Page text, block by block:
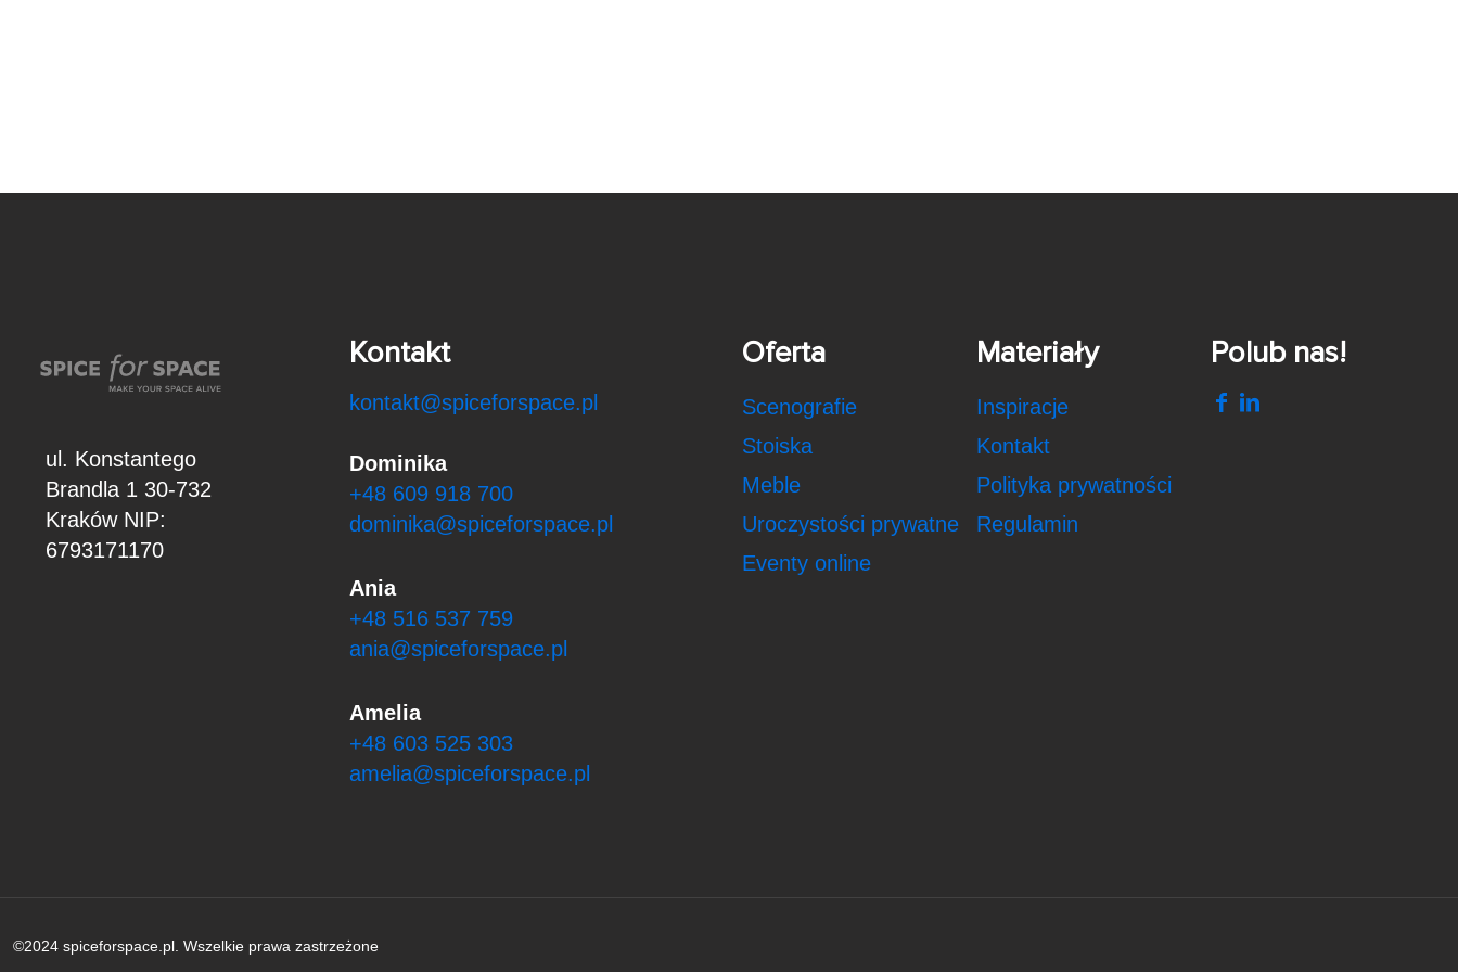
ul. Konstantego
Brandla 1 30-732
Kraków NIP:
6793171170
Kontakt
kontakt@spiceforspace.pl
Dominika
+48 609 918 700
dominika@spiceforspace.pl
Ania
+48 516 537 759
ania@spiceforspace.pl
Amelia
+48 603 525 303
amelia@spiceforspace.pl
Oferta
Scenografie
Stoiska
Meble
Uroczystości prywatne
Eventy online
Materiały
Inspiracje
Kontakt
Polityka prywatności
Regulamin
Polub nas!
©2024 spiceforspace.pl. Wszelkie prawa zastrzeżone